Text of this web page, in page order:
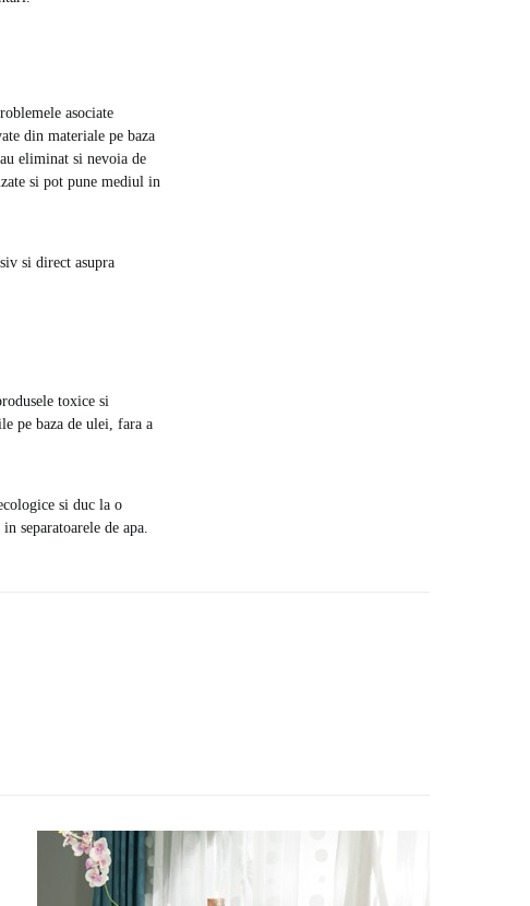
asociate
din materiale pe baza
eliminat si nevoia de
si pot pune mediul in
si direct asupra
toxice si
pe baza de ulei, fara a
si duc la o
separatoarele de apa.